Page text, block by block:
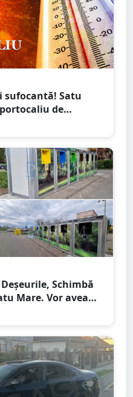
sufocantă! Satu
de
Schimbă
Mare. Vor avea
în tot municipiul